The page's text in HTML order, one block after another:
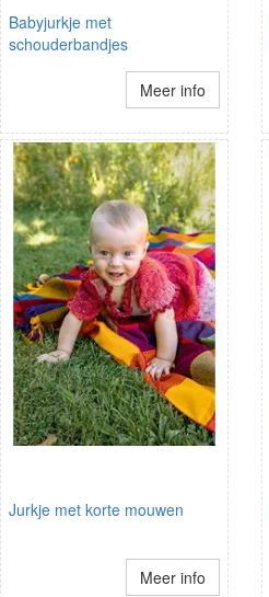
Babyjurkje met
schouderbandjes
Meer info
Jurkje met korte mouwen
Meer info